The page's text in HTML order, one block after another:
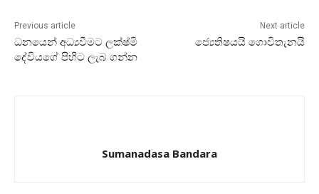
Previous article
ධනයෙන් අධ්‍යවීමට ලක්‌ෂ්මි
දේවියගේ පිහිට ලැබ ගන්න
Next article
ජ්‍යෙතිෂයයි ගොවිතැනයි
Sumanadasa Bandara